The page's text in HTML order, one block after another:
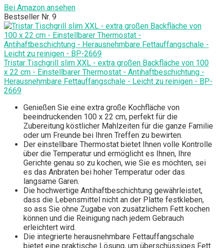
Bei Amazon ansehen
Bestseller Nr. 9
Tristar Tischgrill slim XXL - extra großen Backfläche von 100
x 22 cm - Einstellbarer Thermostat - Antihaftbeschichtung -
Herausnehmbare Fettauffangschale - Leicht zu reinigen - BP-
2669
Genießen Sie eine extra große Kochfläche von
beeindruckenden 100 x 22 cm, perfekt für die
Zubereitung köstlicher Mahlzeiten für die ganze Familie
oder um Freunde bei Ihren Treffen zu bewirten.
Der einstellbare Thermostat bietet Ihnen volle Kontrolle
über die Temperatur und ermöglicht es Ihnen, Ihre
Gerichte genau so zu kochen, wie Sie es möchten, sei
es das Anbraten bei hoher Temperatur oder das
langsame Garen.
Die hochwertige Antihaftbeschichtung gewährleistet,
dass die Lebensmittel nicht an der Platte festkleben,
so ass Sie ohne Zugabe von zusätzlichem Fett kochen
können und die Reinigung nach jedem Gebrauch
erleichtert wird.
Die integrierte herausnehmbare Fettauffangschale
bietet eine praktische Lösung, um überschüssiges Fett